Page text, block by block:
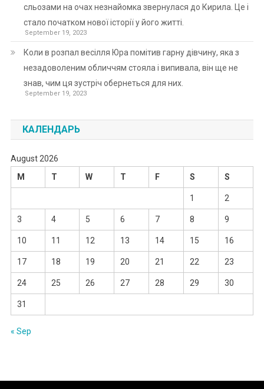
сльозами на очах незнайомка звернулася до Кирила. Це і
стало початком нової історії у його житті.
September 19, 2023
Коли в розпал весілля Юра помітив гарну дівчину, яка з
незадоволеним обличчям стояла і випивала, він ще не
знав, чим ця зустріч обернеться для них.
September 19, 2023
КАЛЕНДАРЬ
August 2026
M
T W T F S S
1 2
3 4 5 6 7 8 9
10 11 12 13 14 15 16
17 18 19 20 21 22 23
24 25 26 27 28 29 30
31
« Sep